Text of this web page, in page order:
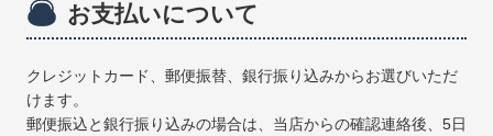
お支払いについて
クレジットカード、郵便振替、銀行振り込みからお選びいただ
けます。
郵便振込と銀行振り込みの場合は、当店からの確認連絡後、5日